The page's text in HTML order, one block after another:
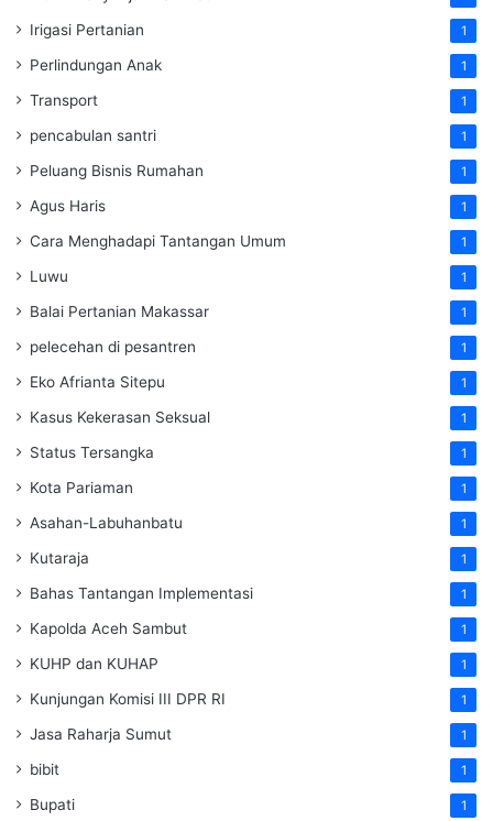
Irigasi Pertanian 1
Perlindungan Anak 1
Transport 1
pencabulan santri 1
Peluang Bisnis Rumahan 1
Agus Haris 1
Cara Menghadapi Tantangan Umum 1
Luwu 1
Balai Pertanian Makassar 1
pelecehan di pesantren 1
Eko Afrianta Sitepu 1
Kasus Kekerasan Seksual 1
Status Tersangka 1
Kota Pariaman 1
Asahan-Labuhanbatu 1
Kutaraja 1
Bahas Tantangan Implementasi 1
Kapolda Aceh Sambut 1
KUHP dan KUHAP 1
Kunjungan Komisi III DPR RI 1
Jasa Raharja Sumut 1
bibit 1
Bupati 1